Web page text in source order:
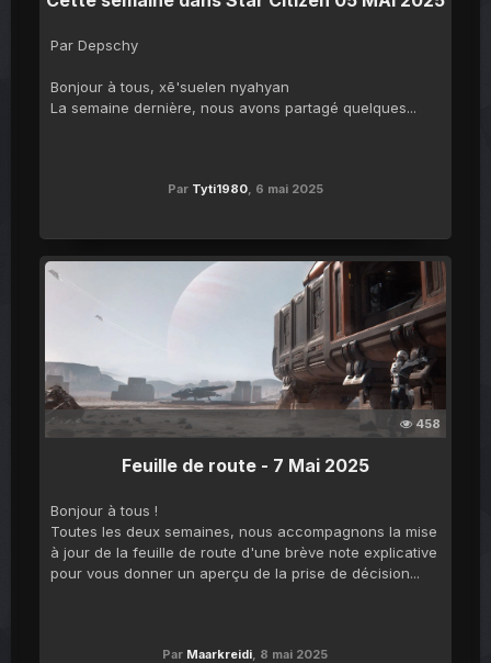
Par Depschy
Bonjour à tous, xē'suelen nyahyan
La semaine dernière, nous avons partagé quelques...
Par Tyti1980, 6 mai 2025
458
Feuille de route - 7 Mai 2025
Bonjour à tous !
Toutes les deux semaines, nous accompagnons la mise
à jour de la feuille de route d'une brève note explicative
pour vous donner un aperçu de la prise de décision...
Par Maarkreidi, 8 mai 2025